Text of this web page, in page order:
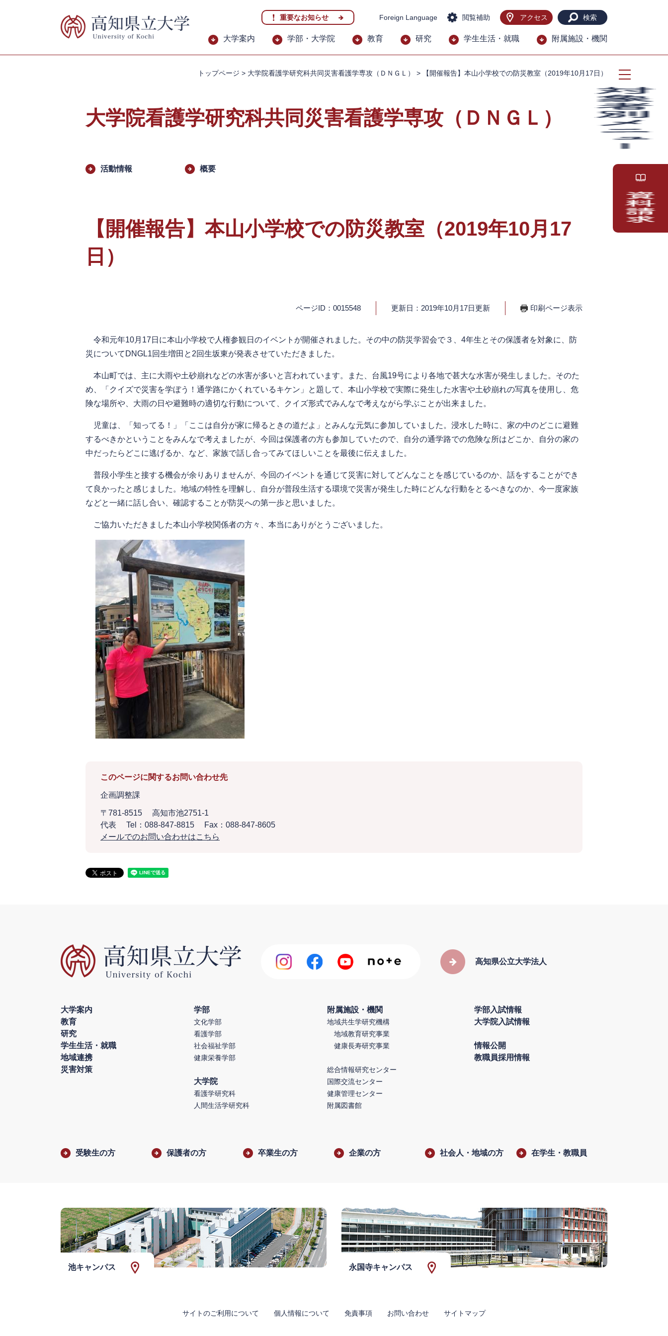
先
を
重要なお知らせ Foreign Language 閲覧補助 アクセス 検索
大学案内 学部・大学院 教育 研究 学生生活・就職 附属施設・機関
トップページ > 大学院看護学研究科共同災害看護学専攻（ＤＮＧＬ） > 【開催報告】本山小学校での防災教室（2019年10月17日）
大学院看護学研究科共同災害看護学専攻（ＤＮＧＬ）
活動情報
概要
【開催報告】本山小学校での防災教室（2019年10月17
日）
ページID：0015548 更新日：2019年10月17日更新 印刷ページ表示
令和元年10月17日に本山小学校で人権参観日のイベントが開催されました。その中の防災学習会で３、4年生とその保護者を対象に、防
災についてDNGL1回生増田と2回生坂東が発表させていただきました。
本山町では、主に大雨や土砂崩れなどの水害が多いと言われています。また、台風19号により各地で甚大な水害が発生しました。そのた
め、「クイズで災害を学ぼう！通学路にかくれているキケン」と題して、本山小学校で実際に発生した水害や土砂崩れの写真を使用し、危
険な場所や、大雨の日や避難時の適切な行動について、クイズ形式でみんなで考えながら学ぶことが出来ました。
児童は、「知ってる！」「ここは自分が家に帰るときの道だよ」とみんな元気に参加していました。浸水した時に、家の中のどこに避難
するべきかということをみんなで考えましたが、今回は保護者の方も参加していたので、自分の通学路での危険な所はどこか、自分の家の
中だったらどこに逃げるか、など、家族で話し合ってみてほしいことを最後に伝えました。
普段小学生と接する機会が余りありませんが、今回のイベントを通じて災害に対してどんなことを感じているのか、話をすることができ
て良かったと感じました。地域の特性を理解し、自分が普段生活する環境で災害が発生した時にどんな行動をとるべきなのか、今一度家族
などと一緒に話し合い、確認することが防災への第一歩と思いました。
ご協力いただきました本山小学校関係者の方々、本当にありがとうございました。
このページに関するお問い合わせ先
企画調整課
〒781-8515
高知市池2751-1
代表
Tel：088-847-8815
Fax：088-847-8605
メールでのお問い合わせはこちら
高知県公立大学法人
大学案内
教育
研究
学生生活・就職
地域連携
災害対策
学部
文化学部
看護学部
社会福祉学部
健康栄養学部
大学院
看護学研究科
人間生活学研究科
附属施設・機関
地域共生学研究機構
地域教育研究事業
健康長寿研究事業
総合情報研究センター
国際交流センター
健康管理センター
附属図書館
学部入試情報
大学院入試情報
情報公開
教職員採用情報
受験生の方 保護者の方 卒業生の方 企業の方 社会人・地域の方 在学生・教職員
池キャンパス 永国寺キャンパス
サイトのご利用について 個人情報について 免責事項 お問い合わせ サイトマップ